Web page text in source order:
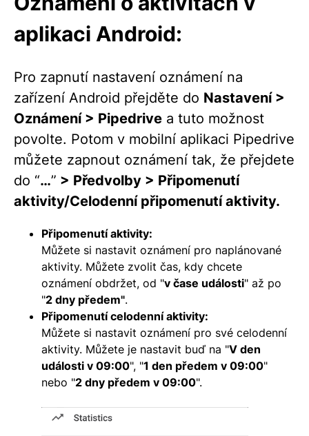
aplikaci Android:
Pro zapnutí nastavení oznámení na
zařízení Android přejděte do Nastavení >
Oznámení > Pipedrive a tuto možnost
povolte. Potom v mobilní aplikaci Pipedrive
můžete zapnout oznámení tak, že přejdete
do “…” > Předvolby > Připomenutí
aktivity/Celodenní připomenutí aktivity.
Připomenutí aktivity:
Můžete si nastavit oznámení pro naplánované
aktivity. Můžete zvolit čas, kdy chcete
oznámení obdržet, od "v čase události" až po
"2 dny předem".
Připomenutí celodenní aktivity:
Můžete si nastavit oznámení pro své celodenní
aktivity. Můžete je nastavit buď na "V den
události v 09:00", "1 den předem v 09:00"
nebo "2 dny předem v 09:00".